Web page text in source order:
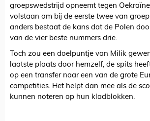
groepswedstrijd opneemt tegen
volstaan om bij de eerste twee van
anders bestaat de kans dat de Polen
van de vier beste nummers drie.
Toch zou een doelpuntje van Milik
laatste plaats door hemzelf, de spits
op een transfer naar een van de grote
competities. Het helpt dan mee als de
kunnen noteren op hun kladblokken.